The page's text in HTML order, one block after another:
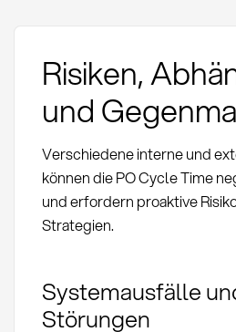
Risiken,
und
Verschiedene interne und
können die PO Cycle Time
und erfordern proaktive
Strategien.
Systemausfälle
Störungen